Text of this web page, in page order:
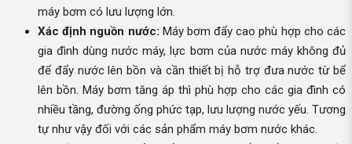
máy bơm có lưu lượng lớn.
Xác định nguồn nước: Máy bơm đẩy cao phù hợp cho các
gia đình dùng nước máy, lực bơm của nước máy không đủ
để đẩy nước lên bồn và cần thiết bị hỗ trợ đưa nước từ bể
lên bồn. Máy bơm tăng áp thì phù hợp cho các gia đình có
nhiều tầng, đường ống phức tạp, lưu lượng nước yếu. Tương
tự như vậy đối với các sản phẩm máy bơm nước khác.